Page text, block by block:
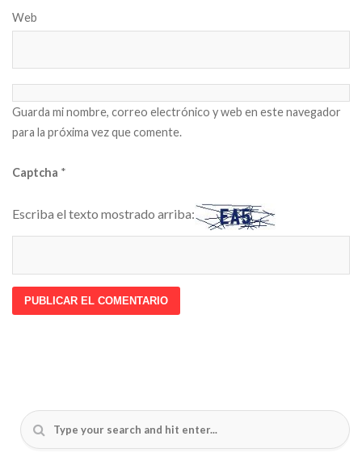
Web
Guarda mi nombre, correo electrónico y web en este navegador
para la próxima vez que comente.
Captcha *
Escriba el texto mostrado arriba: